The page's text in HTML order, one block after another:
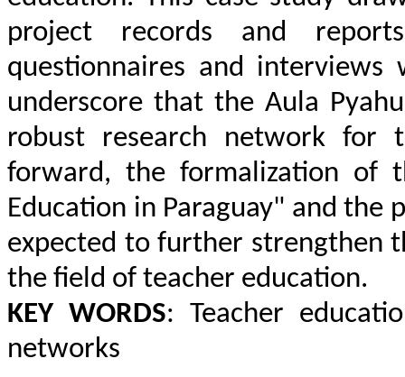
project records and
questionnaires and
underscore that the Aula
robust research network for
forward, the formalization of
Education in Paraguay" and the
expected to further strengthen
the field of teacher education.
KEY WORDS: Teacher
networks